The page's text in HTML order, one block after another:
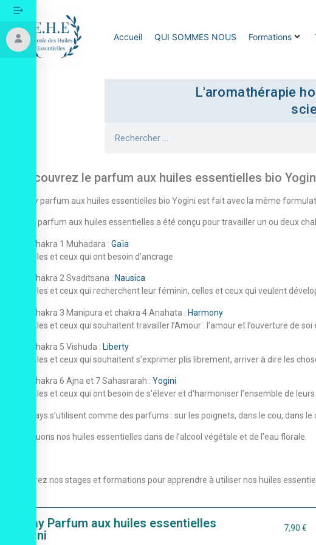
Accueil QUI SOMMES NOUS Formations
L'aromathérapie
Redécouvrez le parfum aux huiles essentielles bio
Le spray parfum aux huiles essentielles bio Yogini est fait avec la même
Chaque parfum aux huiles essentielles a été conçu pour travailler un ou deux
Chakra 1 Muhadara : Gaïa
Pour celles et ceux qui ont besoin d’ancrage
Chakra 2 Svaditsana : Nausica
Pour celles et ceux qui recherchent leur féminin, celles et ceux qui veulent
Chakra 3 Manipura et chakra 4 Anahata : Harmony
Pour celles et ceux qui souhaitent travailler l’Amour : l’amour et l’ouverture de
Chakra 5 Vishuda : Liberty
Pour celles et ceux qui souhaitent s’exprimer plis librement, arriver à dire les
Chakra 6 Ajna et 7 Sahasrarah : Yogini
Pour celles et ceux qui ont besoin de s’élever et d’harmoniser l’ensemble de
Ces sprays s’utilisent comme des parfums : sur les poignets, dans le cou, dans
Nous diluons nos huiles essentielles dans de l’alcool végétale et de l’eau florale.
Découvrez nos stages et formations pour apprendre à utiliser nos huiles
Spray Parfum aux huiles essentielles
Yogini
7,90 €